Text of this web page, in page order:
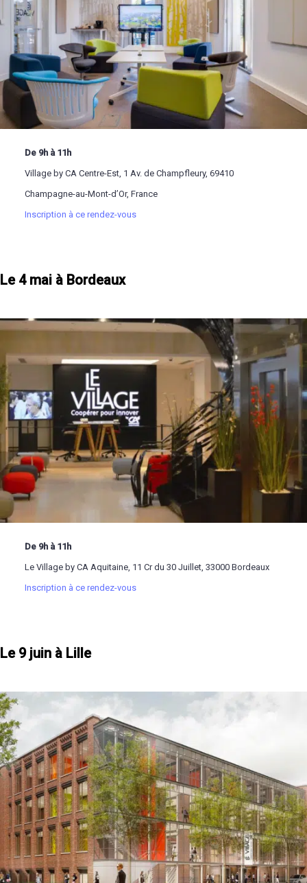
De 9h à 11h
Village by CA Centre-Est, 1 Av. de Champfleury, 69410
Champagne-au-Mont-d’Or, France
Inscription à ce rendez-vous
Le 4 mai à Bordeaux
De 9h à 11h
Le Village by CA Aquitaine, 11 Cr du 30 Juillet, 33000 Bordeaux
Inscription à ce rendez-vous
Le 9 juin à Lille